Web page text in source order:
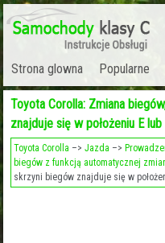
Strona glowna Popularne
Toyota Corolla: Zmiana
znajduje się w położeniu E
Toyota Corolla –>Jazda –>
biegów z funkcją automatycznej
skrzyni biegów znajduje się w